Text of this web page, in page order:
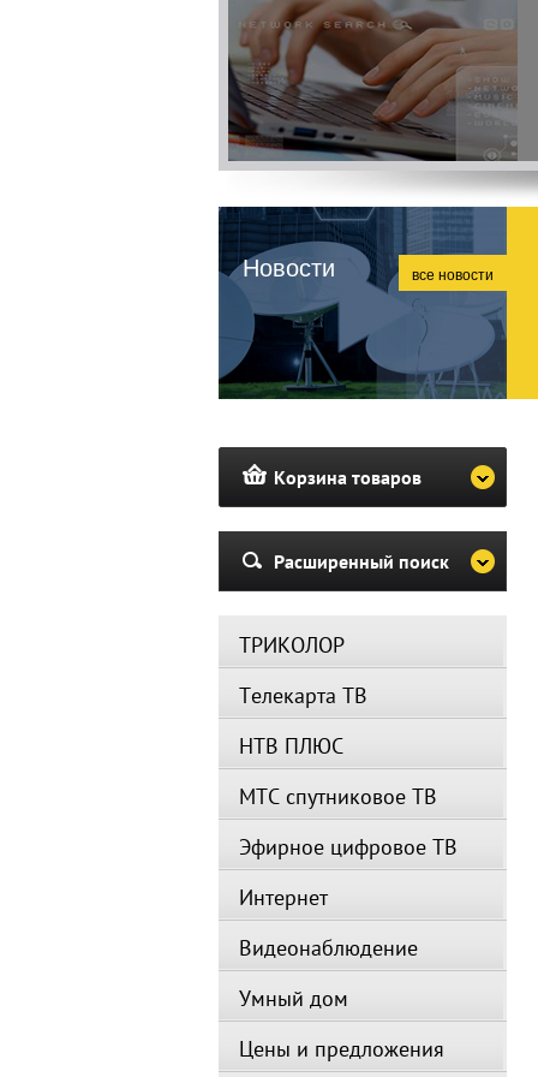
Новости все новости
Корзина товаров
Расширенный поиск
ТРИКОЛОР
Телекарта ТВ
НТВ ПЛЮС
МТС спутниковое ТВ
Эфирное цифровое ТВ
Интернет
Видеонаблюдение
Умный дом
Цены и предложения